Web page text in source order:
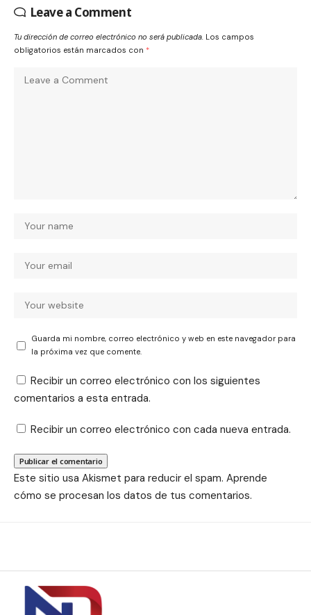
Leave a Comment
Tu dirección de correo electrónico no será publicada. Los campos
obligatorios están marcados con *
Guarda mi nombre, correo electrónico y web en este navegador para
la próxima vez que comente.
Recibir un correo electrónico con los siguientes
comentarios a esta entrada.
Recibir un correo electrónico con cada nueva entrada.
Este sitio usa Akismet para reducir el spam. Aprende
cómo se procesan los datos de tus comentarios.